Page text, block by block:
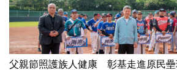
父親節照護族人健康 彰基走進原民壘